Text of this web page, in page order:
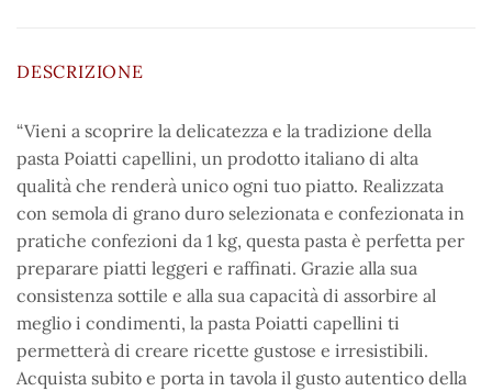
DESCRIZIONE
“Vieni a scoprire la delicatezza e la tradizione della
pasta Poiatti capellini, un prodotto italiano di alta
qualità che renderà unico ogni tuo piatto. Realizzata
con semola di grano duro selezionata e confezionata in
pratiche confezioni da 1 kg, questa pasta è perfetta per
preparare piatti leggeri e raffinati. Grazie alla sua
consistenza sottile e alla sua capacità di assorbire al
meglio i condimenti, la pasta Poiatti capellini ti
permetterà di creare ricette gustose e irresistibili.
Acquista subito e porta in tavola il gusto autentico della